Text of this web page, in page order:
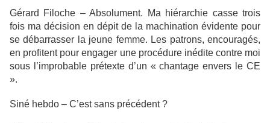
Gérard Filoche – Absolument. Ma hiérarchie casse trois
fois ma décision en dépit de la machination évidente pour
se débarrasser la jeune femme. Les patrons, encouragés,
en profitent pour engager une procédure inédite contre moi
sous l’improbable prétexte d’un « chantage envers le CE
».
Siné hebdo – C’est sans précédent ?